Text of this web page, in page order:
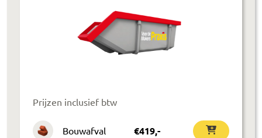
Prijzen inclusief btw
Bouwafval €419,-